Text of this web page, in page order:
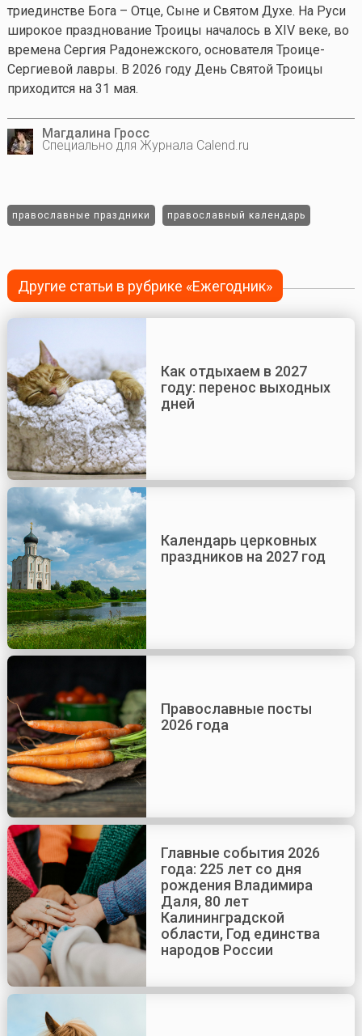
триединстве Бога – Отце, Сыне и Святом Духе. На Руси
широкое празднование Троицы началось в XIV веке, во
времена Сергия Радонежского, основателя Троице-
Сергиевой лавры. В 2026 году День Святой Троицы
приходится на 31 мая.
Магдалина Гросс
Специально для Журнала Calend.ru
православные праздники православный календарь
Другие статьи в рубрике «Ежегодник»
Как отдыхаем в 2027
году: перенос выходных
дней
Календарь церковных
праздников на 2027 год
Православные посты
2026 года
Главные события 2026
года: 225 лет со дня
рождения Владимира
Даля, 80 лет
Калининградской
области, Год единства
народов России